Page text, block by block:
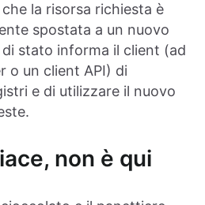
la risorsa richiesta è
spostata a un nuovo
di stato informa il client (ad
o un client API) di
e di utilizzare il nuovo
non è qui